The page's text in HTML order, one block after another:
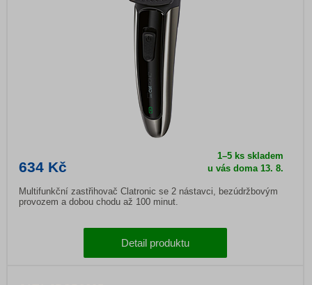
634 Kč
1–5 ks skladem
u vás doma 13. 8.
Multifunkční zastřihovač Clatronic se 2 nástavci, bezúdržbovým
provozem a dobou chodu až 100 minut.
Detail produktu